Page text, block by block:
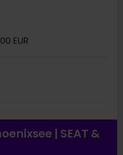
EUR
| SEAT &